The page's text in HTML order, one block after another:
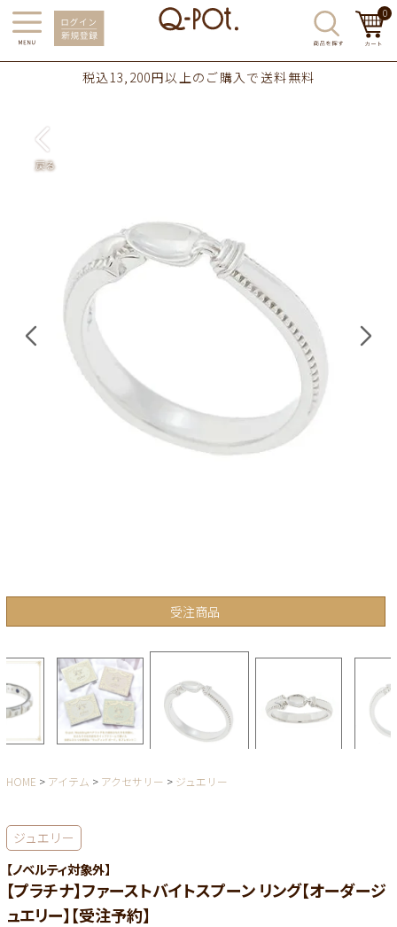
0
税込13,200円以上のご購入で送料無料
受注商品
HOME アイテム アクセサリー ジュエリー
ジュエリー
【ノベルティ対象外】
【プラチナ】ファーストバイトスプーン リング【オーダージ
ュエリー】【受注予約】